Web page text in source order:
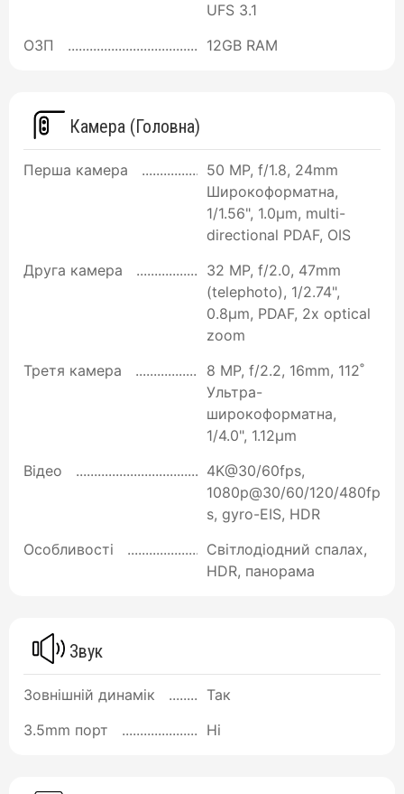
UFS 3.1
ОЗП
12GB RAM
Камера (Головна)
Перша камера
50 MP, f/1.8, 24mm
Широкоформатна,
1/1.56", 1.0µm, multi-
directional PDAF, OIS
Друга камера
32 MP, f/2.0, 47mm
(telephoto), 1/2.74",
0.8µm, PDAF, 2x optical
zoom
Третя камера
8 MP, f/2.2, 16mm, 112˚
Ультра-
широкоформатна,
1/4.0", 1.12µm
Відео
4K@30/60fps,
1080p@30/60/120/480fp
s, gyro-EIS, HDR
Особливості
Світлодіодний спалах,
HDR, панорама
Звук
Зовнішній динамік
Так
3.5mm порт
Ні